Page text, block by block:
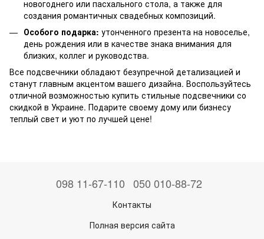
новогоднего или пасхального стола, а также для
создания романтичных свадебных композиций.
Особого подарка: утонченного презента на новоселье,
день рождения или в качестве знака внимания для
близких, коллег и руководства.
Все подсвечники обладают безупречной детализацией и
станут главным акцентом вашего дизайна. Воспользуйтесь
отличной возможностью купить стильные подсвечники со
скидкой в Украине. Подарите своему дому или бизнесу
теплый свет и уют по лучшей цене!
098 11-67-110 050 010-88-72
Контакты
Полная версия сайта